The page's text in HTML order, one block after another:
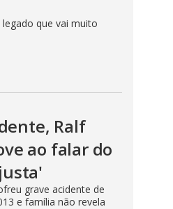
que vai muito
Ralf
ao falar do
grave acidente de
e família não revela